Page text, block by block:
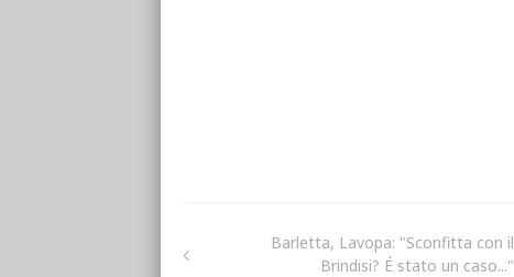
Barletta, Lavopa: "Sconfitta con il
Brindisi? É stato un caso..."